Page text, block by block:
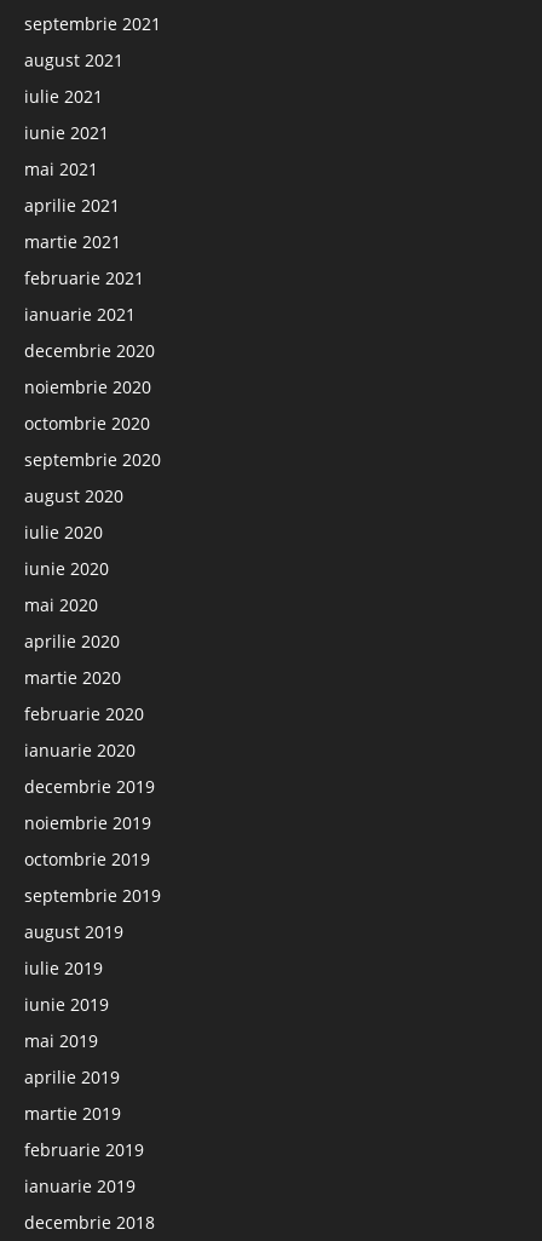
septembrie 2021
august 2021
iulie 2021
iunie 2021
mai 2021
aprilie 2021
martie 2021
februarie 2021
ianuarie 2021
decembrie 2020
noiembrie 2020
octombrie 2020
septembrie 2020
august 2020
iulie 2020
iunie 2020
mai 2020
aprilie 2020
martie 2020
februarie 2020
ianuarie 2020
decembrie 2019
noiembrie 2019
octombrie 2019
septembrie 2019
august 2019
iulie 2019
iunie 2019
mai 2019
aprilie 2019
martie 2019
februarie 2019
ianuarie 2019
decembrie 2018